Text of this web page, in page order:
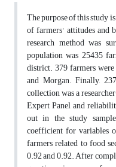
The purpose of this study
of farmers' attitudes and
research method was
population was 25435
district. 379 farmers
and Morgan. Finally,
collection was a
Expert Panel and
out in the study
coefficient for variables
farmers related to food
0.92 and 0.92. After